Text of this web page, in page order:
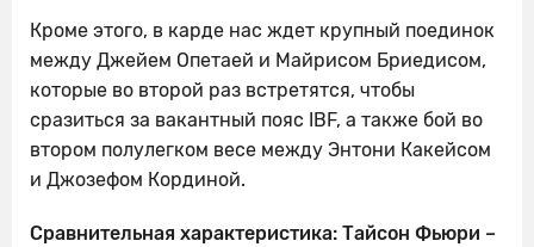
Кроме этого, в карде нас ждет крупный поединок
между Джейем Опетаей и Майрисом Бриедисом,
которые во второй раз встретятся, чтобы
сразиться за вакантный пояс IBF, а также бой во
втором полулегком весе между Энтони Какейсом
и Джозефом Кординой.
Сравнительная характеристика: Тайсон Фьюри –